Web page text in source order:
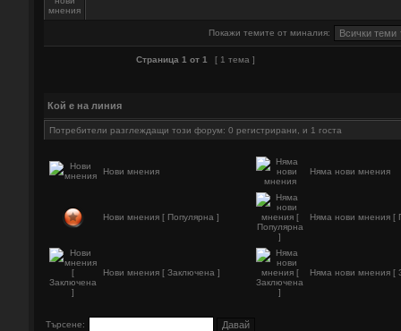
Покажи темите от миналия:
Страница 1 от 1 [ 1 тема ]
Кой е на линия
Потребители разглеждащи този форум: 0 регистрирани, и 1 госта
Нови мнения Няма нови мнения
Нови мнения [ Популярна ] Няма нови мнения [
Нови мнения [ Заключена ] Няма нови мнения [
Търсене: